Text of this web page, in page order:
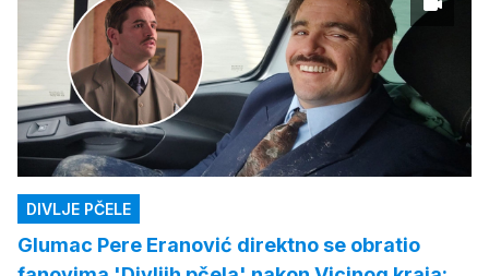
DIVLJE PČELE
Glumac Pere Eranović direktno se obratio